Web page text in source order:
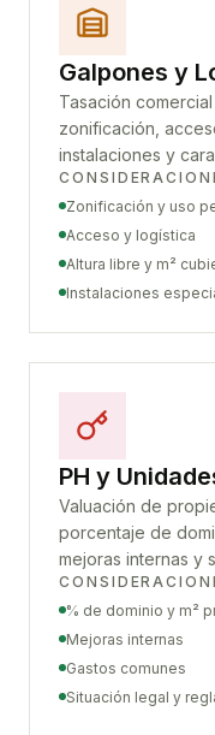
Galpones y
Tasación
zonificación,
instalaciones y
Zonificación y uso
Acceso y logística
Altura libre y m²
Instalaciones
PH y
Valuación de
porcentaje de
mejoras internas y
% de dominio y m²
Mejoras internas
Gastos comunes
Situación legal y